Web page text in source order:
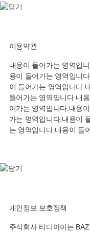
이용약관
내용이 들어가는 영역입
용이 들어가는 영역입니
이 들어가는 영역입니다.
들어가는 영역입니다.내
어가는 영역입니다.내용
가는 영역입니다.내용이
는 영역입니다.내용이 들
개인정보 보호정책
주식회사 티디아이는